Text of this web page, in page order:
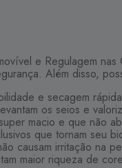
e Regulagem
Além disso,
e secagem
os seios e
macio e que não
que tornam seu
causam irritação na
maior riqueza de